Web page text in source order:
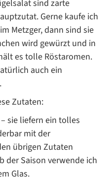
sind zarte
Gerne kaufe ich
Metzger, dann sind sie
wird gewürzt und in
es tolle Röstaromen.
auch ein
Zutaten:
– sie liefern ein tolles
mit der
übrigen Zutaten
der Saison verwende ich
Glas.